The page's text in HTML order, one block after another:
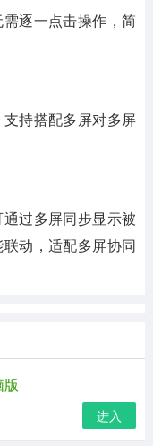
逐一点击操作，简
持搭配多屏对多屏
过多屏同步显示被
动，适配多屏协同
进入